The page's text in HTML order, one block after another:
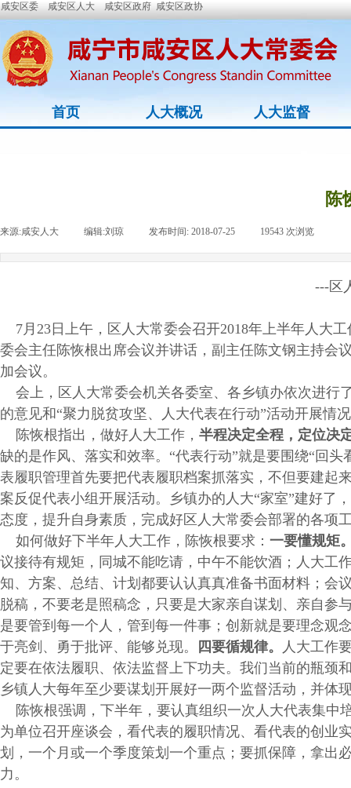
咸安区委 咸安区人大 咸安区政府 咸安区政协
首页 人大概况 人大监督
陈
来源:咸安人大 编辑:刘琼 发布时间: 2018-07-25 19543 次浏览
---区
7月23日上午，区人大常委会召开2018年上半年人大
委会主任陈恢根出席会议并讲话，副主任陈文钢主持会
加会议。
会上，区人大常委会机关各委室、各乡镇办依次进行
的意见和“聚力脱贫攻坚、人大代表在行动”活动开展情
陈恢根指出，做好人大工作， 半程决定全程，定位决
缺的是作风、落实和效率。“代表行动”就是要围绕“回
表履职管理首先要把代表履职档案抓落实，不但要建起
案反促代表小组开展活动。乡镇办的人大“家室”建好了
态度，提升自身素质，完成好区人大常委会部署的各项
如何做好下半年人大工作，陈恢根要求： 一要懂规矩
议接待有规矩，同城不能吃请，中午不能饮酒；人大工
知、方案、总结、计划都要认认真真准备书面材料；会
脱稿，不要老是照稿念，只要是大家亲自谋划、亲自参
是要管到每一个人，管到每一件事；创新就是要理念观
于亮剑、勇于批评、能够兑现。
四要循规律。
人大工作
定要在依法履职、依法监督上下功夫。我们当前的瓶颈
乡镇人大每年至少要谋划开展好一两个监督活动，并体
陈恢根强调，下半年，要认真组织一次人大代表集中
为单位召开座谈会，看代表的履职情况、看代表的创业
划，一个月或一个季度策划一个重点；要抓保障，拿出
力。